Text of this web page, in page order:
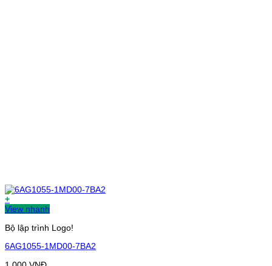
+
View nhanh
Bộ lập trình Logo!
6AG1055-1MD00-7BA2